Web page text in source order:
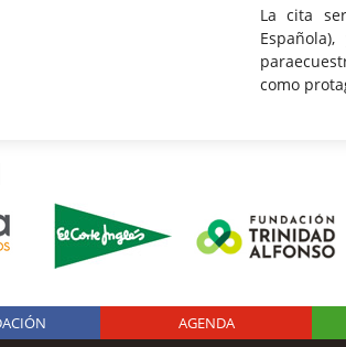
La cita
como
Logo Fundación
AGENDA